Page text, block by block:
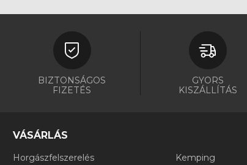
BIZTONSÁGOS
FIZETÉS
GYORS
KISZÁLLÍTÁS
VÁSÁRLÁS
Horgászfelszerelés Kemping